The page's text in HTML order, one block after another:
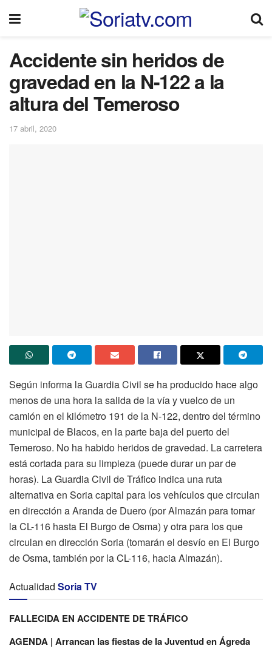
Accidente sin heridos de
gravedad en la N-122 a la
altura del Temeroso
17 abril, 2020
Según informa la Guardia Civil se ha producido hace algo
menos de una hora la salida de la vía y vuelco de un
camión en el kilómetro 191 de la N-122, dentro del término
municipal de Blacos, en la parte baja del puerto del
Temeroso. No ha habido heridos de gravedad. La carretera
está cortada para su limpieza (puede durar un par de
horas). La Guardia Civil de Tráfico indica una ruta
alternativa en Soria capital para los vehículos que circulan
en dirección a Aranda de Duero (por Almazán para tomar
la CL-116 hasta El Burgo de Osma) y otra para los que
circulan en dirección Soria (tomarán el desvío en El Burgo
de Osma, también por la CL-116, hacia Almazán).
Actualidad Soria TV
FALLECIDA EN ACCIDENTE DE TRÁFICO
AGENDA | Arrancan las fiestas de la Juventud en Ágreda